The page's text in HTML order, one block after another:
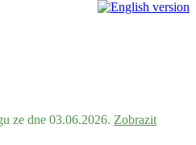
ze dne 03.06.2026. Zobrazit